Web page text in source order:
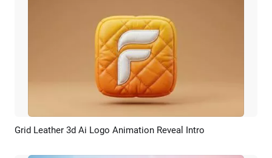
Pré-visualizar Criar IA
Grid Leather 3d Ai Logo Animation Reveal Intro